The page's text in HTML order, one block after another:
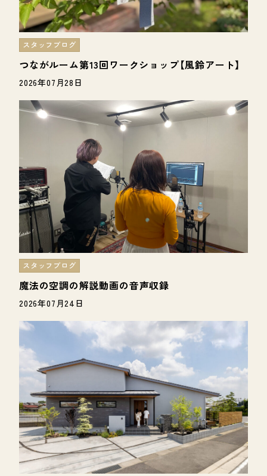
つながルーム第13回ワークショップ【風鈴アート】
スタッフブログ
2026年07月28日
魔法の空調の解説動画の音声収録
スタッフブログ
2026年07月24日